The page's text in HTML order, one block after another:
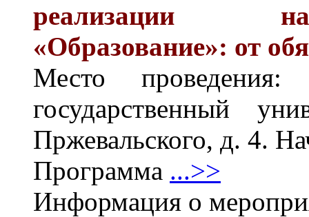
реализации
«Образование»: от
Место
государственный
Пржевальского, д. 4.
Программа ...>>
Информация о